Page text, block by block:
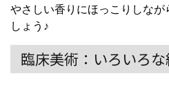
やさしい香りにほっこりしなが
しょう♪
臨床美術：いろいろ